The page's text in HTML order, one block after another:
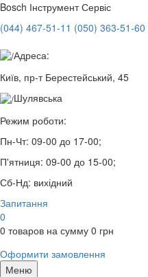
Bosch Інструмент Сервіс
(044) 467-51-11 (050) 363-51-60
Адреса:
Київ, пр-т Берестейський, 45
Шулявська
Режим роботи:
Пн-Чт: 09-00 до 17-00;
П'ятниця: 09-00 до 15-00;
Сб-Нд: вихідний
Запитання
0
0 товаров на сумму 0 грн
Оформити замовлення
Меню